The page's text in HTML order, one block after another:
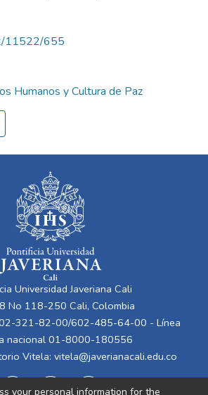
11522/655
Humanos y Cultura de Paz
Universidad Javeriana Cali
No 118-250 Cali, Colombia
321-82-00/602-485-64-00 - Línea
nacional 01-8000-180556
Vitela: vitela@javerianacali.edu.co
your personal information for the